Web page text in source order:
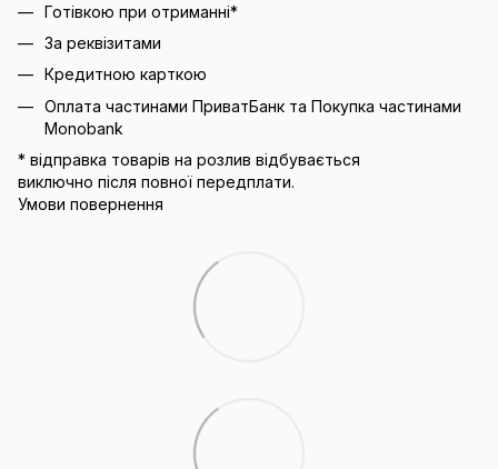
Готівкою при отриманні*
За реквізитами
Кредитною карткою
Оплата частинами ПриватБанк та Покупка частинами
Monobank
* відправка товарів на розлив відбувається
виключно після повної передплати.
Умови повернення